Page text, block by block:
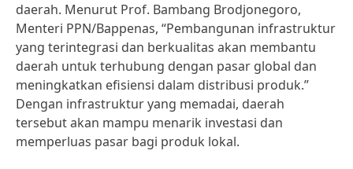
daerah. Menurut Prof. Bambang Brodjonegoro,
Menteri PPN/Bappenas, “Pembangunan infrastruktur
yang terintegrasi dan berkualitas akan membantu
daerah untuk terhubung dengan pasar global dan
meningkatkan efisiensi dalam distribusi produk.”
Dengan infrastruktur yang memadai, daerah
tersebut akan mampu menarik investasi dan
memperluas pasar bagi produk lokal.